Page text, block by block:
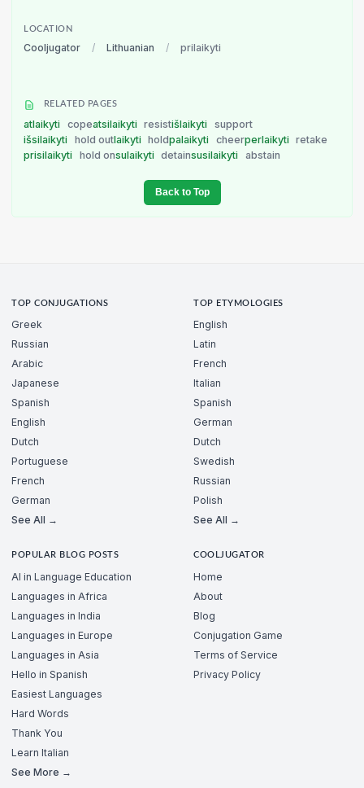
LOCATION
Cooljugator / Lithuanian / prilaikyti
RELATED PAGES
atlaikyti copeatsilaikyti resistišlaikyti
support
išsilaikyti
hold outlaikyti holdpalaikyti cheerperlaikyti
retake
prisilaikyti
hold onsulaikyti detainsusilaikyti abstain
Back to Top
TOP CONJUGATIONS
Greek
Russian
Arabic
Japanese
Spanish
English
Dutch
Portuguese
French
German
See All →
TOP ETYMOLOGIES
English
Latin
French
Italian
Spanish
German
Dutch
Swedish
Russian
Polish
See All →
POPULAR BLOG POSTS
AI in Language Education
Languages in Africa
Languages in India
Languages in Europe
Languages in Asia
Hello in Spanish
Easiest Languages
Hard Words
Thank You
Learn Italian
See More →
COOLJUGATOR
Home
About
Blog
Conjugation Game
Terms of Service
Privacy Policy